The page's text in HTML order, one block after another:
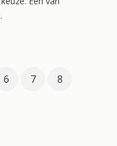
6 7
8